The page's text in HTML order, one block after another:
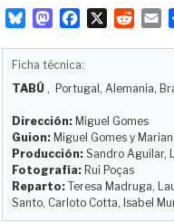
u
s
k
y
M
o
d
o
n
b
o
o
k
X
i
t
l
Ficha técnica:
TABÚ , Portugal, Alemania,
Dirección: Miguel Gomes
Guion: Miguel Gomes y
Producción: Sandro Aguilar,
Fotografía: Rui Poças
Reparto: Teresa Madruga,
Santo, Carloto Cotta, Isabel